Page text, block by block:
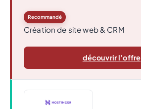
Recommandé
Création de site web & CRM
découvrir l’offre